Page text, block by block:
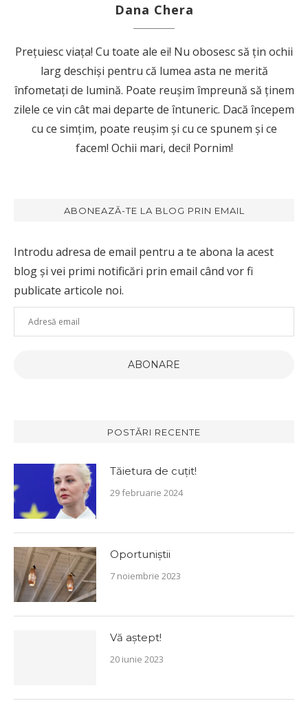
Dana Chera
Prețuiesc viața! Cu toate ale ei! Nu obosesc să țin ochii
larg deschiși pentru că lumea asta ne merită
înfometați de lumină. Poate reușim împreună să ținem
zilele ce vin cât mai departe de întuneric. Dacă începem
cu ce simțim, poate reușim și cu ce spunem și ce
facem! Ochii mari, deci! Pornim!
ABONEAZĂ-TE LA BLOG PRIN EMAIL
Introdu adresa de email pentru a te abona la acest
blog și vei primi notificări prin email când vor fi
publicate articole noi.
Adresă
ABONARE
POSTĂRI RECENTE
Tăietura de cuțit!
29 februarie 2024
Oportuniștii
7 noiembrie 2023
Vă aștept!
20 iunie 2023